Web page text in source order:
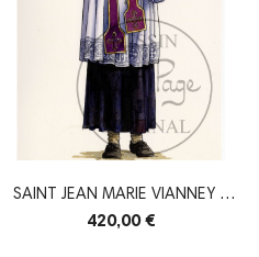
SAINT JEAN MARIE VIANNEY -
ORIGINAL
420,00 €